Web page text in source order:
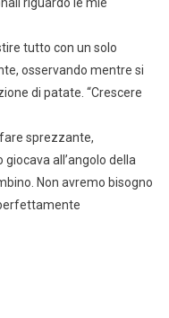
tutto con un solo
osservando mentre si
di patate. “Crescere
sprezzante,
all’angolo della
Non avremo bisogno